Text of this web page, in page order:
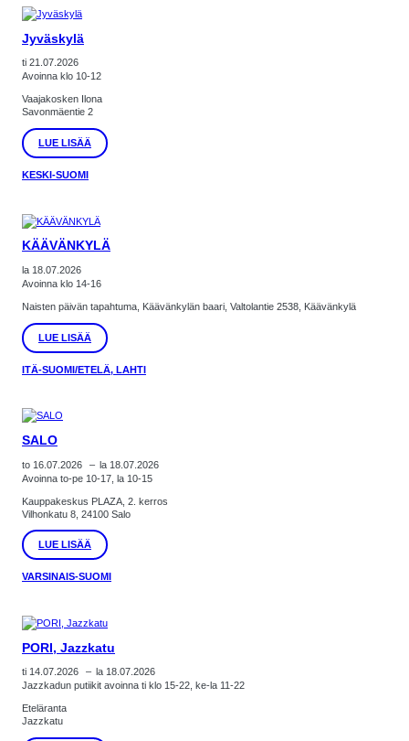
Jyväskylä
ti 21.07.2026
Avoinna klo 10-12
Vaajakosken Ilona
Savonmäentie 2
LUE LISÄÄ
JYVÄSKYLÄ
KESKI-SUOMI
KÄÄVÄNKYLÄ
la 18.07.2026
Avoinna klo 14-16
Naisten päivän tapahtuma, Käävänkylän baari, Valtolantie 2538, Käävänkylä
LUE LISÄÄ
KÄÄVÄNKYLÄ
ITÄ-SUOMI/ETELÄ, LAHTI
SALO
to 16.07.2026 – la 18.07.2026
Avoinna to-pe 10-17, la 10-15
Kauppakeskus PLAZA, 2. kerros
Vilhonkatu 8, 24100 Salo
LUE LISÄÄ:
SALO
VARSINAIS-SUOMI
PORI, Jazzkatu
ti 14.07.2026 – la 18.07.2026
Jazzkadun putiikit avoinna ti klo 15-22, ke-la 11-22
Eteläranta
Jazzkatu